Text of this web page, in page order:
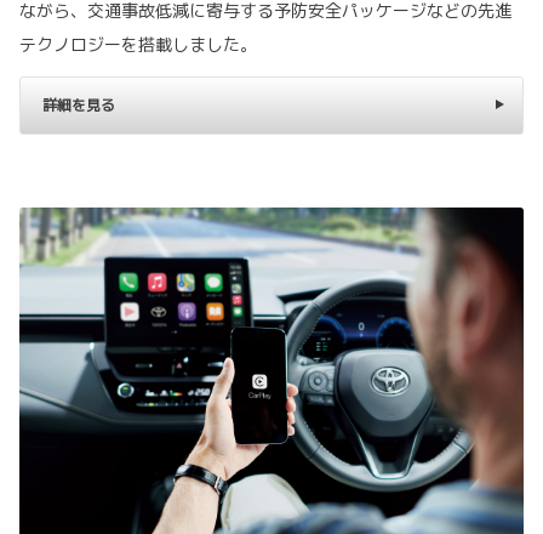
ながら、交通事故低減に寄与する予防安全パッケージなどの先進
テクノロジーを搭載しました。
詳細を見る